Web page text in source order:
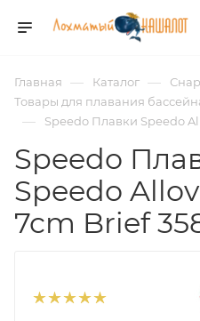
Главная — Каталог —
Товары для плавания
— Speedo Плавки Speedo
Speedo
Speedo
7cm Brief